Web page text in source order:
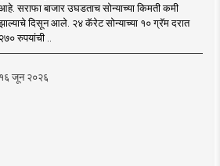
सराफा बाजार उघडताच सोन्याच्या किमती कमी
दिसून आले. २४ कॅरेट सोन्याच्या १० ग्रॅम दरात
२७० रुपयांची ..
१६ जून २०२६